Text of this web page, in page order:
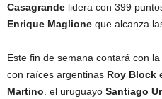
Casagrande lidera con 399
Enrique Maglione que alcanza
Este fin de semana contará con
con raíces argentinas Roy Block
Martino . el uruguayo Santiago